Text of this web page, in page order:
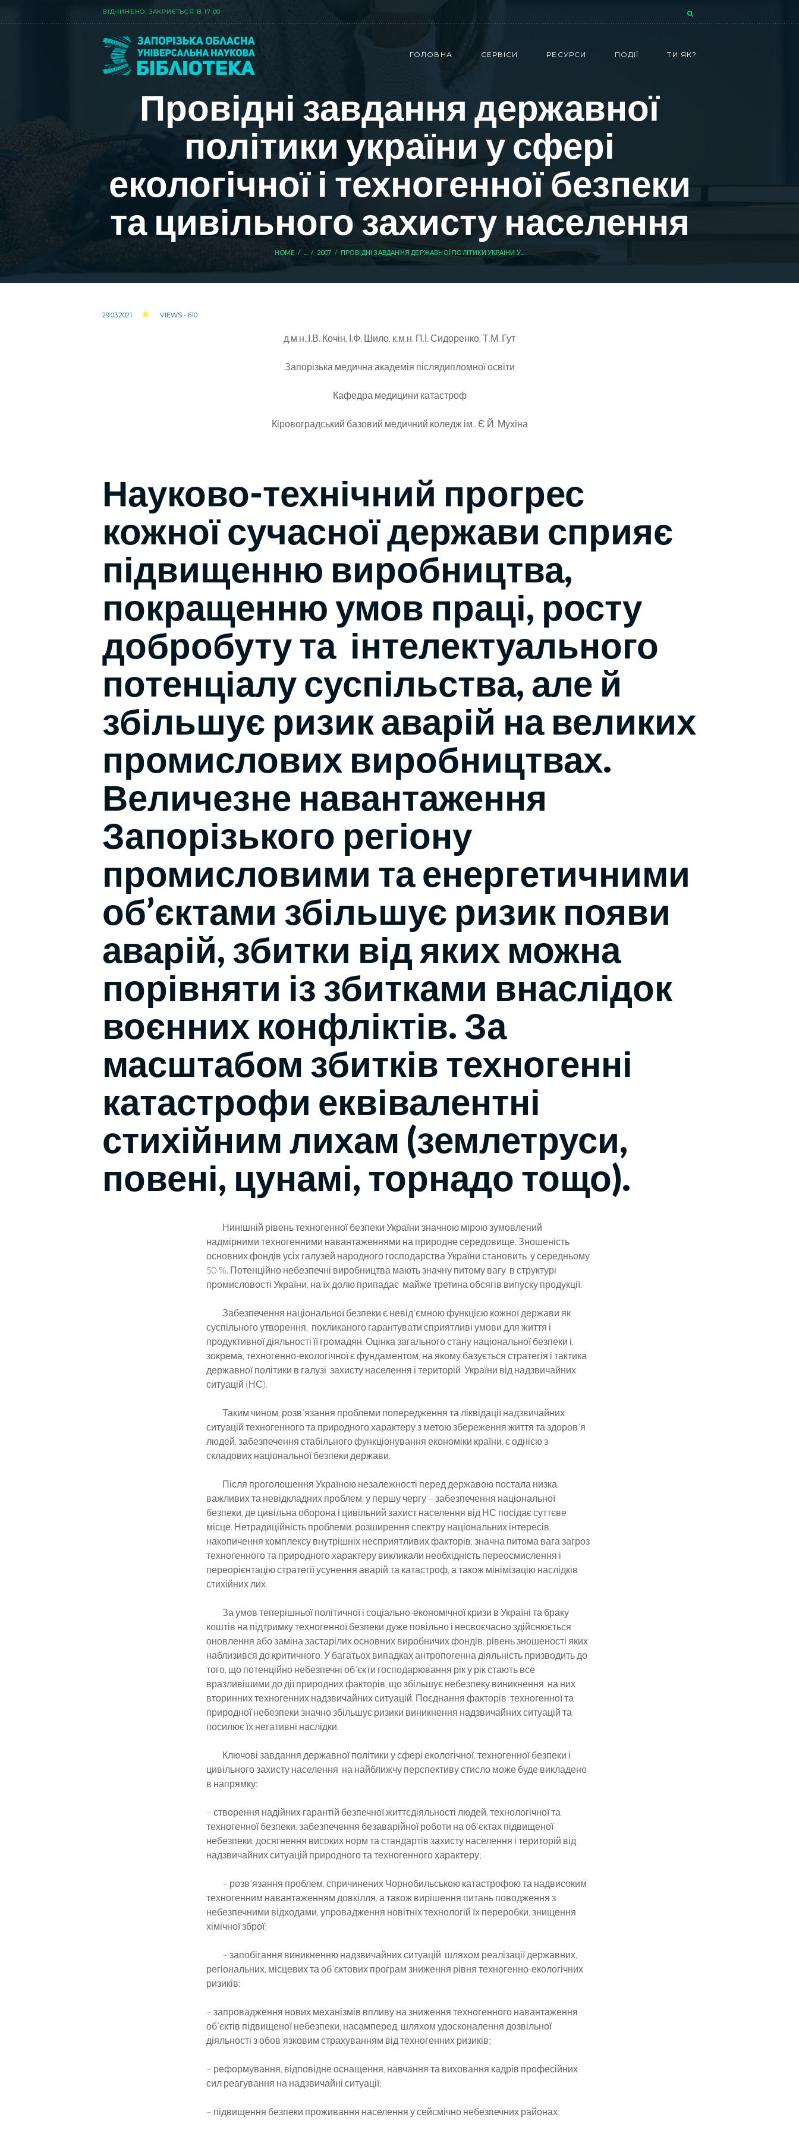
ВIДЧИНЕНО. ЗАКРИЄТЬСЯ В 17:00
ГОЛОВНА СЕРВІСИ РЕСУРСИ ПОДІЇ ТИ ЯК?
Провідні завдання державної
політики україни у сфері
екологічної і техногенної безпеки
та цивільного захисту населення
HOME 2007 ПРОВІДНІ ЗАВДАННЯ ДЕРЖАВНОЇ ПОЛІТИКИ УКРАЇНИ У...
29.03.2021 VIEWS - 610
д.м.н.,І.В. Кочін, І.Ф. Шило, к.м.н. П.І. Сидоренко, Т.М. Гут
Запорізька медична академія післядипломної освіти
Кафедра медицини катастроф
Кіровоградський базовий медичний коледж ім.. Є.Й. Мухіна
Науково-технічний прогрес
кожної сучасної держави сприяє
підвищенню виробництва,
покращенню умов праці, росту
добробуту та інтелектуального
потенціалу суспільства, але й
збільшує ризик аварій на великих
промислових виробництвах.
Величезне навантаження
Запорізького регіону
промисловими та енергетичними
об’єктами збільшує ризик появи
аварій, збитки від яких можна
порівняти із збитками внаслідок
воєнних конфліктів. За
масштабом збитків техногенні
катастрофи еквівалентні
стихійним лихам (землетруси,
повені, цунамі, торнадо тощо).
Нинішній рівень техногенної безпеки України значною мірою зумовлений
надмірними техногенними навантаженнями на природне середовище. Зношеність
основних фондів усіх галузей народного господарства України становить у середньому
50 %. Потенційно небезпечні виробництва мають значну питому вагу в структурі
промисловості України, на їх долю припадає майже третина обсягів випуску продукції.
Забезпечення національної безпеки є невід’ємною функцією кожної держави як
суспільного утворення, покликаного гарантувати сприятливі умови для життя і
продуктивної діяльності її громадян. Оцінка загального стану національної безпеки і,
зокрема, техногенно-екологічної є фундаментом, на якому базується стратегія і тактика
державної політики в галузі захисту населення і територій України від надзвичайних
ситуацій (НС).
Таким чином, розв’язання проблеми попередження та ліквідації надзвичайних
ситуацій техногенного та природного характеру з метою збереження життя та здоров’я
людей, забезпечення стабільного функціонування економіки країни, є однією з
складових національної безпеки держави.
Після проголошення Україною незалежності перед державою постала низка
важливих та невідкладних проблем, у першу чергу – забезпечення національної
безпеки, де цивільна оборона і цивільний захист населення від НС посідає суттєве
місце. Нетрадиційність проблеми, розширення спектру національних інтересів,
накопичення комплексу внутрішніх несприятливих факторів, значна питома вага загроз
техногенного та природного характеру викликали необхідність переосмислення і
переорієнтацію стратегії усунення аварій та катастроф, а також мінімізацію наслідків
стихійних лих.
За умов теперішньої політичної і соціально-економічної кризи в Україні та браку
коштів на підтримку техногенної безпеки дуже повільно і несвоєчасно здійснюється
оновлення або заміна застарілих основних виробничих фондів, рівень зношеності яких
наблизився до критичного. У багатьох випадках антропогенна діяльність призводить до
того, що потенційно небезпечні об’єкти господарювання рік у рік стають все
вразливішими до дії природних факторів, що збільшує небезпеку виникнення на них
вторинних техногенних надзвичайних ситуацій. Поєднання факторів техногенної та
природної небезпеки значно збільшує ризики виникнення надзвичайних ситуацій та
посилює їх негативні наслідки.
Ключові завдання державної політики у сфері екологічної, техногенної безпеки і
цивільного захисту населення на найближчу перспективу стисло може буде викладено
в напрямку:
– створення надійних гарантій безпечної життєдіяльності людей, технологічної та
техногенної безпеки, забезпечення безаварійної роботи на об’єктах підвищеної
небезпеки, досягнення високих норм та стандартів захисту населення і територій від
надзвичайних ситуацій природного та техногенного характеру;
– розв’язання проблем, спричинених Чорнобильською катастрофою та надвисоким
техногенним навантаженням довкілля, а також вирішення питань поводження з
небезпечними відходами, упровадження новітніх технологій їх переробки, знищення
хімічної зброї;
– запобігання виникненню надзвичайних ситуацій шляхом реалізації державних,
регіональних, місцевих та об’єктових програм зниження рівня техногенно-екологічних
ризиків;
– запровадження нових механізмів впливу на зниження техногенного навантаження
об’єктів підвищеної небезпеки, насамперед, шляхом удосконалення дозвільної
діяльності з обов’язковим страхуванням від техногенних ризиків;
– реформування, відповідне оснащення, навчання та виховання кадрів професійних
сил реагування на надзвичайні ситуації;
– підвищення безпеки проживання населення у сейсмічно небезпечних районах;